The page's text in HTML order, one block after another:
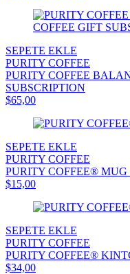
SEPETE EKLE
PURITY COFFEE
PURITY COFFEE
SUBSCRIPTION
$65,00
SEPETE EKLE
PURITY COFFEE
PURITY COFFEE®
$15,00
SEPETE EKLE
PURITY COFFEE
PURITY COFFEE®
$34,00